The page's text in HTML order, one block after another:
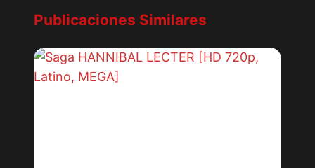
Publicaciones Similares